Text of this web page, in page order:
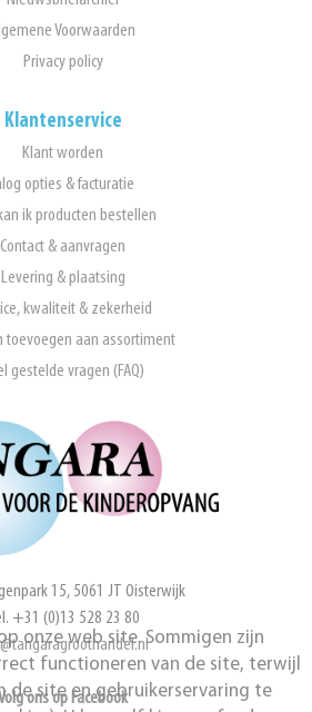
Voorwaarden
Privacy policy
Klantenservice
Klant worden
opties & facturatie
ik producten bestellen
Contact & aanvragen
Levering & plaatsing
kwaliteit & zekerheid
toevoegen aan assortiment
gestelde vragen (FAQ)
15, 5061 JT Oisterwijk
+31 (0)13 528 23 80
ons op Facebook
onze web site. Sommigen zijn
functioneren van de site, terwijl
de site en gebruikerservaring te